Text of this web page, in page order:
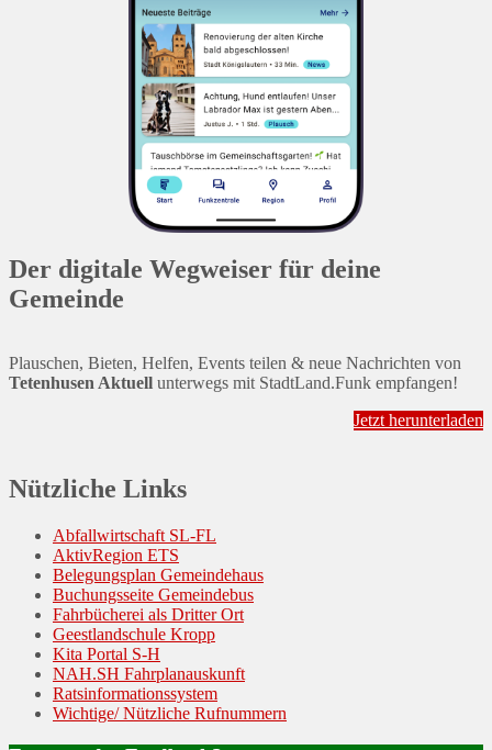
Der digitale Wegweiser für deine
Gemeinde
Plauschen, Bieten, Helfen, Events teilen & neue Nachrichten von
Tetenhusen Aktuell unterwegs mit StadtLand.Funk empfangen!
Jetzt herunterladen
Nützliche Links
Abfallwirtschaft SL-FL
AktivRegion ETS
Belegungsplan Gemeindehaus
Buchungsseite Gemeindebus
Fahrbücherei als Dritter Ort
Geestlandschule Kropp
Kita Portal S-H
NAH.SH Fahrplanauskunft
Ratsinformationssystem
Wichtige/ Nützliche Rufnummern